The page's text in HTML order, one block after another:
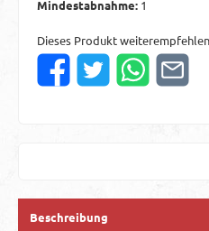
Mindestabnahme: 1
Dieses Produkt
Beschreibung